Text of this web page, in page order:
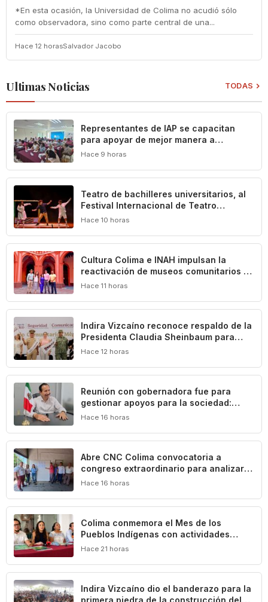
*En esta ocasión, la Universidad de Colima no acudió sólo
como observadora, sino como parte central de una...
Hace 12 horasSalvador Jacobo
Ultimas Noticias TODAS
Representantes de IAP se capacitan
para apoyar de mejor manera a
población vulnerable del estado de
Hace 9 horas
Teatro de bachilleres universitarios, al
Festival Internacional de Teatro
Universitario de la UNAM
Hace 10 horas
Cultura Colima e INAH impulsan la
reactivación de museos comunitarios en
el estado
Hace 11 horas
Indira Vizcaíno reconoce respaldo de la
Presidenta Claudia Sheinbaum para
impulsar el desarrollo de Manzanillo y
Hace 12 horas
Reunión con gobernadora fue para
gestionar apoyos para la sociedad:
Federico Rangel
Hace 16 horas
Abre CNC Colima convocatoria a
congreso extraordinario para analizar
crisis del campo
Hace 16 horas
Colima conmemora el Mes de los
Pueblos Indígenas con actividades
culturales y académicas
Hace 21 horas
Indira Vizcaíno dio el banderazo para la
primera piedra de la construcción del